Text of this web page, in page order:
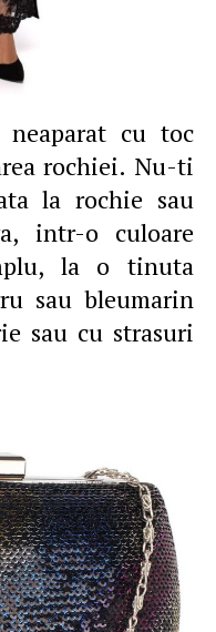
cu toc
rochiei. Nu-ti
la rochie sau
intr-o culoare
la o tinuta
sau bleumarin
sau cu strasuri